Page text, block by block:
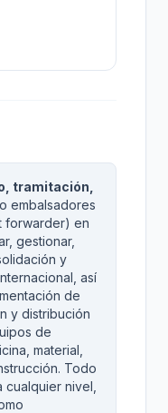
tramitación,
embalsadores
forwarder) en
gestionar,
y
así
de
y distribución
de
material,
Todo
nivel,